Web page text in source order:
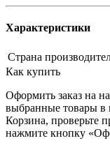
Характеристики
Страна
Как купить
Оформить заказ на
выбранные товары в
Корзина, проверьте
нажмите кнопку